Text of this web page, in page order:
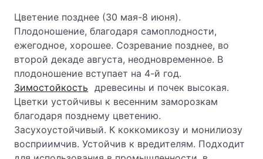
Цветение позднее (30 мая-8 июня).
Плодоношение, благодаря самоплодности,
ежегодное, хорошее. Созревание позднее, во
второй декаде августа, неодновременное. В
плодоношение вступает на 4-й год.
Зимостойкость древесины и почек высокая.
Цветки устойчивы к весенним заморозкам
благодаря позднему цветению.
Засухоустойчивый. К коккомикозу и монилиозу
восприимчив. Устойчив к вредителям. Подходит